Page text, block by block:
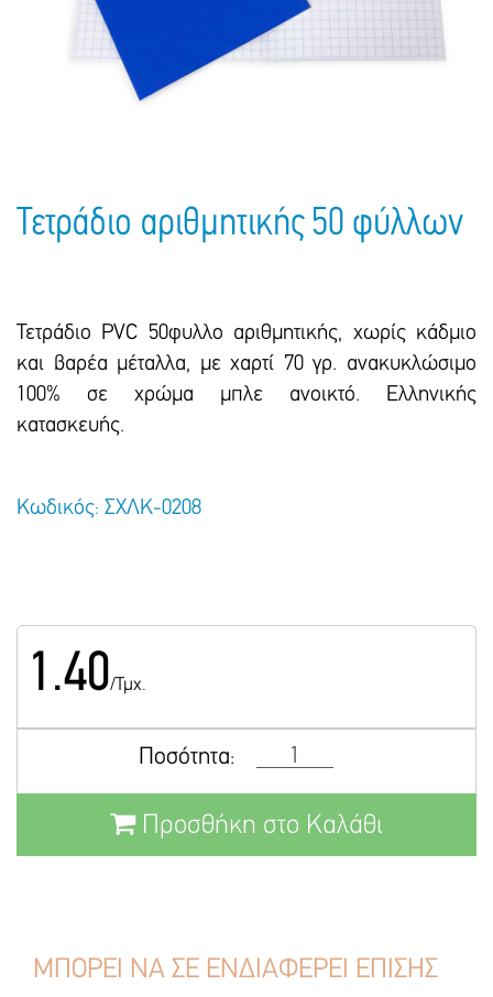
Πακέτα Δώρων
Σακούλες
Τσάντες - Ποδιές - Ομπρέλες
Παιδικό Πάρτι
Ημερολόγια - Ατζέντες
Γραφική Ύλη
Τετράδιο αριθμητικής 50 φύλλων
Τετράδιο ΡVC 50φυλλο αριθμητικής, χωρίς κάδμιο
και βαρέα μέταλλα, με χαρτί 70 γρ. ανακυκλώσιμο
100% σε χρώμα μπλε ανοικτό. Ελληνικής
κατασκευής.
Κωδικός: ΣΧΛΚ-0208
1.40/Τμχ.
Ποσότητα:
Προσθήκη στο Καλάθι
ΜΠΟΡΕΙ ΝΑ ΣΕ ΕΝΔΙΑΦΕΡΕΙ ΕΠΙΣΗΣ